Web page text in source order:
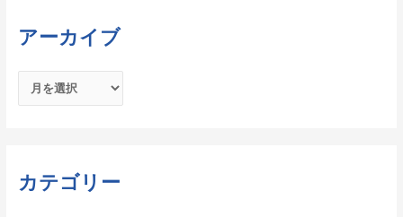
アーカイブ
カテゴリー